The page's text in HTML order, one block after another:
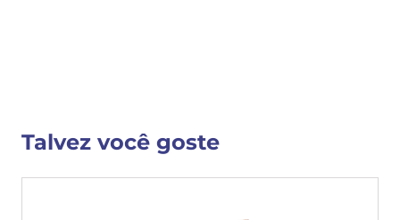
VER MAIS INFORMAÇÕES
Talvez você goste